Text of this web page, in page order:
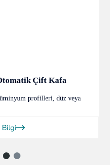
Çift Kafa
profilleri, düz veya
Bilgi